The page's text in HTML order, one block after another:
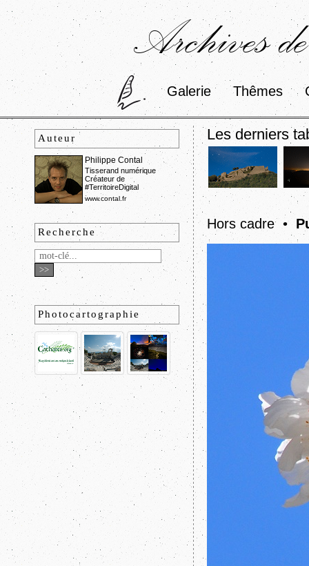
Archives
Galerie Thêmes
Auteur
Philippe Contal
Tisserand numérique
Créateur de
#TerritoireDigital
www.contal.fr
Recherche
Photocartographie
Les derniers
Hors cadre •